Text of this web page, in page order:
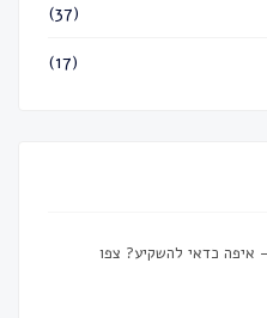
(37)
(17)
איפה כדאי להשקיע? צפו